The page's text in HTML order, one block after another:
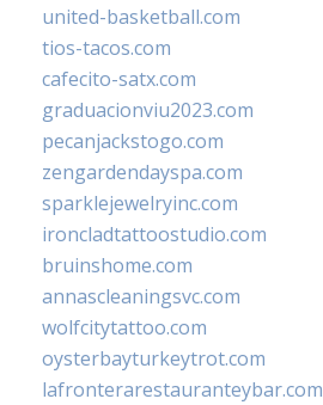
united-basketball.com
tios-tacos.com
cafecito-satx.com
graduacionviu2023.com
pecanjackstogo.com
zengardendayspa.com
sparklejewelryinc.com
ironcladtattoostudio.com
bruinshome.com
annascleaningsvc.com
wolfcitytattoo.com
oysterbayturkeytrot.com
lafronterarestauranteybar.com